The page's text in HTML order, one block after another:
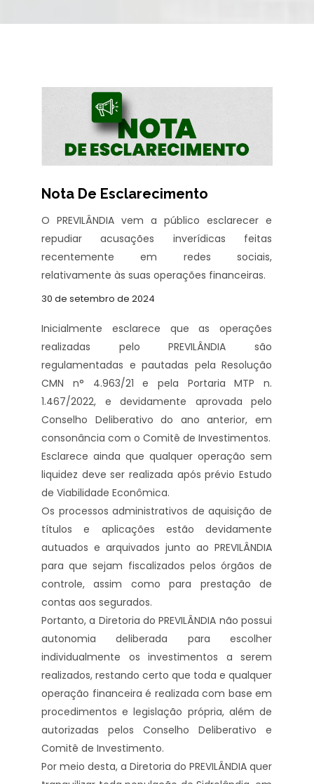
Nota De Esclarecimento
O PREVILÂNDIA vem a público esclarecer e
repudiar acusações inverídicas feitas
recentemente em redes sociais,
relativamente às suas operações financeiras.
30 de setembro de 2024
Inicialmente esclarece que as operações
realizadas pelo PREVILÂNDIA são
regulamentadas e pautadas pela Resolução
CMN n° 4.963/21 e pela Portaria MTP n.
1.467/2022, e devidamente aprovada pelo
Conselho Deliberativo do ano anterior, em
consonância com o Comitê de Investimentos.
Esclarece ainda que qualquer operação sem
liquidez deve ser realizada após prévio Estudo
de Viabilidade Econômica.
Os processos administrativos de aquisição de
títulos e aplicações estão devidamente
autuados e arquivados junto ao PREVILÂNDIA
para que sejam fiscalizados pelos órgãos de
controle, assim como para prestação de
contas aos segurados.
Portanto, a Diretoria do PREVILÂNDIA não possui
autonomia deliberada para escolher
individualmente os investimentos a serem
realizados, restando certo que toda e qualquer
operação financeira é realizada com base em
procedimentos e legislação própria, além de
autorizadas pelos Conselho Deliberativo e
Comitê de Investimento.
Por meio desta, a Diretoria do PREVILÂNDIA quer